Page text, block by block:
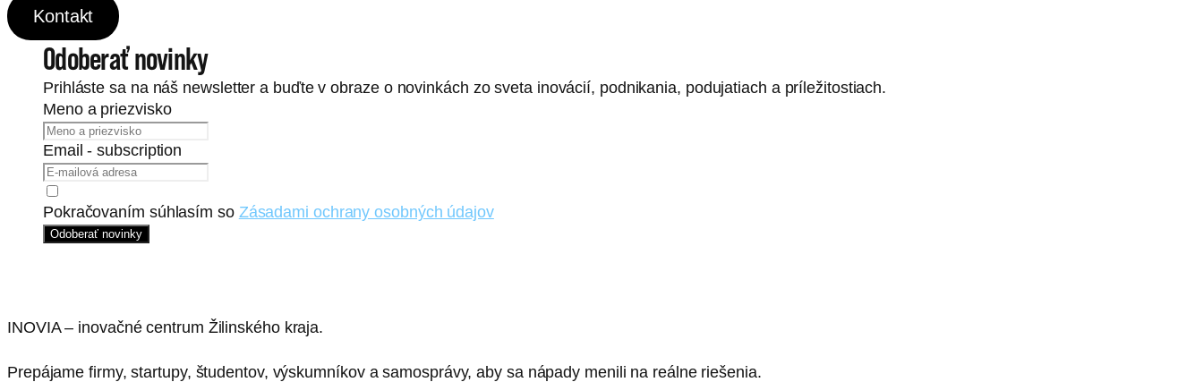
o
b
Kontakt
Odoberať novinky
Prihláste sa na náš newsletter a buďte v obraze o novinkách zo sveta inovácií, podnikania, podujatiach a príležitostiach.
Meno a priezvisko
Email - subscription
Pokračovaním súhlasím so Zásadami ochrany osobných údajov
Odoberať novinky
INOVIA – inovačné centrum Žilinského kraja.
Prepájame firmy, startupy, študentov, výskumníkov a samosprávy, aby sa nápady menili na reálne riešenia.